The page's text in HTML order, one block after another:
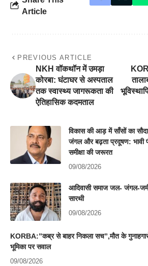
Article
PREVIOUS ARTICLE
NKH वॉकथॉन में उमड़ा
कोरबा: घंटाघर से अस्पताल
तक स्वास्थ्य जागरूकता की
ऐतिहासिक कदमताल
विकास की आड़ में साँसों का
जंगल और बढ़ता प्रदूषण: भावी
समीक्षा की जरूरत
09/08/2026
आदिवासी समाज जल- जंगल-
सारथी
09/08/2026
KORBA:”कब्र से बाहर निकला सच”,मौत के
भूमिका पर सवाल
09/08/2026